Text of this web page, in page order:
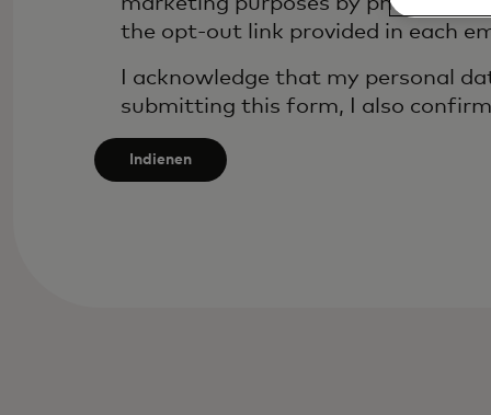
after
the opt-out link provided in each
I acknowledge that my personal
submitting this form, I also
Indienen